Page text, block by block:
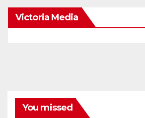
Victoria Media
You missed